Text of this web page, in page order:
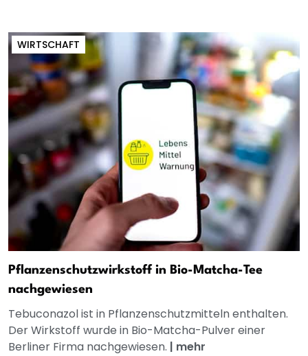
WIRTSCHAFT
Pflanzenschutzwirkstoff in Bio-Matcha-Tee
nachgewiesen
Tebuconazol ist in Pflanzenschutzmitteln enthalten.
Der Wirkstoff wurde in Bio-Matcha-Pulver einer
Berliner Firma nachgewiesen. | mehr